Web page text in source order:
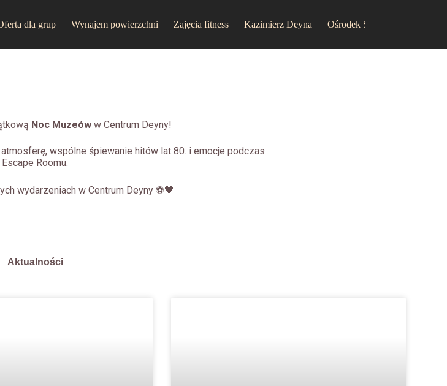
dla grup Wynajem powierzchni Zajęcia fitness Kazimierz Deyna Ośrodek Sportu i Rekreacji w
Noc Muzeóww Centrum Deyny!
wspólne śpiewanie hitów lat 80. i emocje podczas
Escape Roomu.
wydarzeniach w Centrum Deyny ⚽🖤
Aktualności